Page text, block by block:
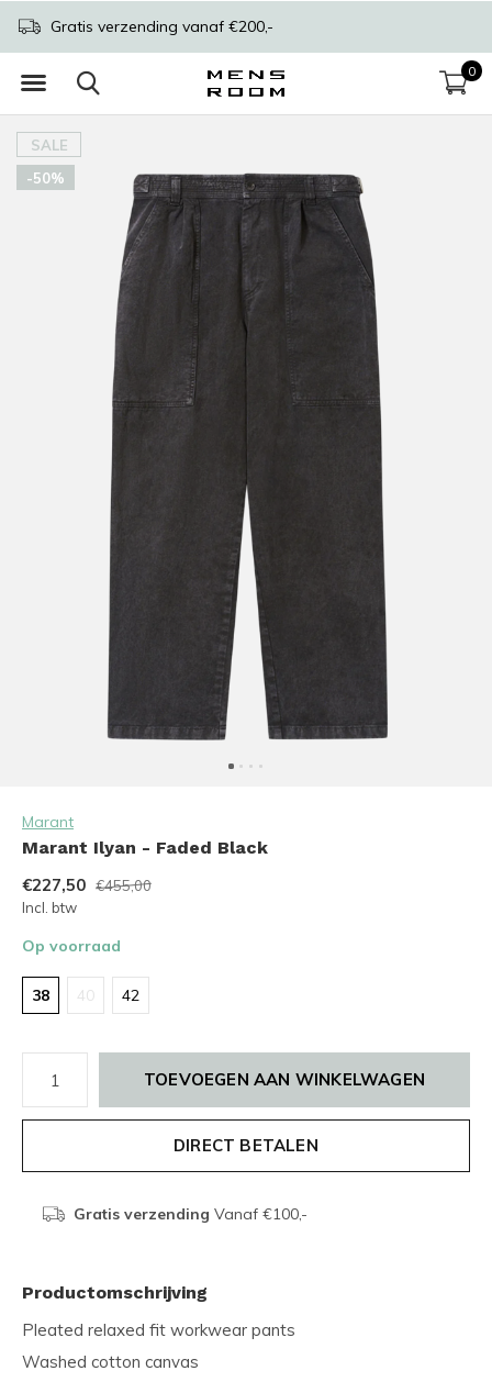
0
Gratis verzending vanaf €200,-
SALE
-50%
Marant
Marant Ilyan - Faded Black
€227,50 €455,00
Incl. btw
Op voorraad
38 40 42
TOEVOEGEN AAN WINKELWAGEN
DIRECT BETALEN
Gratis verzending Vanaf €100,-
Productomschrijving
Pleated relaxed fit workwear pants
Washed cotton canvas